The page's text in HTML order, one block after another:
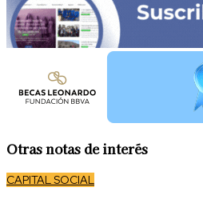
Otras notas de interés
CAPITAL SOCIAL